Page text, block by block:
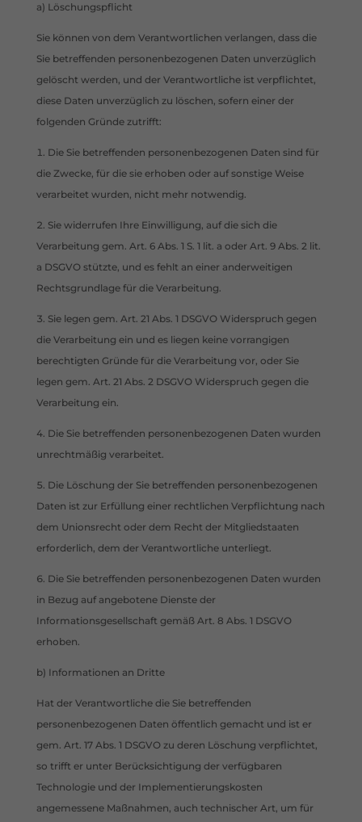
a) Löschungspflicht
Sie können von dem Verantwortlichen verlangen, dass die
Sie betreffenden personenbezogenen Daten unverzüglich
gelöscht werden, und der Verantwortliche ist verpflichtet,
diese Daten unverzüglich zu löschen, sofern einer der
folgenden Gründe zutrifft:
Die Sie betreffenden personenbezogenen Daten sind für
die Zwecke, für die sie erhoben oder auf sonstige Weise
verarbeitet wurden, nicht mehr notwendig.
Sie widerrufen Ihre Einwilligung, auf die sich die
Verarbeitung gem. Art. 6 Abs. 1 S. 1 lit. a oder Art. 9 Abs. 2 lit.
a DSGVO stützte, und es fehlt an einer anderweitigen
Rechtsgrundlage für die Verarbeitung.
Sie legen gem. Art. 21 Abs. 1 DSGVO Widerspruch gegen
die Verarbeitung ein und es liegen keine vorrangigen
berechtigten Gründe für die Verarbeitung vor, oder Sie
legen gem. Art. 21 Abs. 2 DSGVO Widerspruch gegen die
Verarbeitung ein.
Die Sie betreffenden personenbezogenen Daten wurden
unrechtmäßig verarbeitet.
Die Löschung der Sie betreffenden personenbezogenen
Daten ist zur Erfüllung einer rechtlichen Verpflichtung nach
dem Unionsrecht oder dem Recht der Mitgliedstaaten
erforderlich, dem der Verantwortliche unterliegt.
Die Sie betreffenden personenbezogenen Daten wurden
in Bezug auf angebotene Dienste der
Informationsgesellschaft gemäß Art. 8 Abs. 1 DSGVO
erhoben.
b) Informationen an Dritte
Hat der Verantwortliche die Sie betreffenden
personenbezogenen Daten öffentlich gemacht und ist er
gem. Art. 17 Abs. 1 DSGVO zu deren Löschung verpflichtet,
so trifft er unter Berücksichtigung der verfügbaren
Technologie und der Implementierungskosten
angemessene Maßnahmen, auch technischer Art, um für